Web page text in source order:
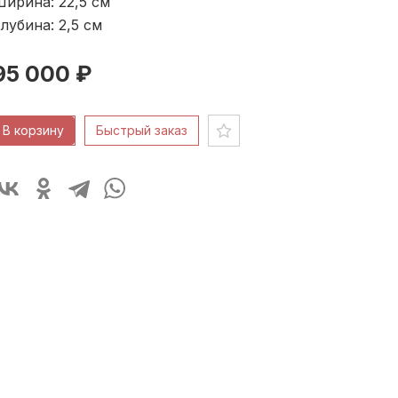
2,5 см
000 ₽
В корзину Быстрый заказ